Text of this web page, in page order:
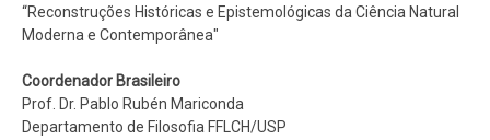
“Reconstruções Históricas e Epistemológicas da Ciência Natural
Moderna e Contemporânea"
Coordenador Brasileiro
Prof. Dr. Pablo Rubén Mariconda
Departamento de Filosofia FFLCH/USP